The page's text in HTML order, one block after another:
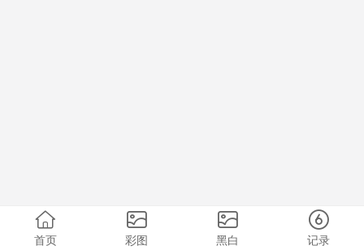
首页 彩图 黑白 记录